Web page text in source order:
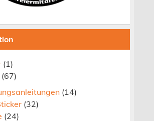
(1)
(67)
(14)
(32)
(24)